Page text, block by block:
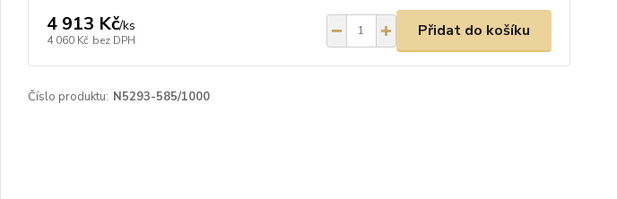
4 913 Kč/ks
4 060 Kč bez DPH
Přidat do košíku
Číslo produktu: N5293-585/1000